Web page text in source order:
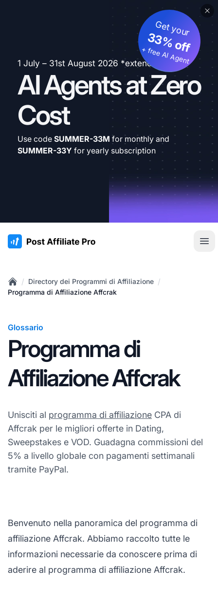
1 July – 31st August 2026 *extended
AI Agents at Zero
Cost
Get your
33% off
+ free AI Agent
Use code SUMMER-33M for monthly and
SUMMER-33Y for yearly subscription
:site.title
Home
/ Directory dei Programmi di Affiliazione /
Programma di Affiliazione Affcrak
Glossario
Programma di
Affiliazione Affcrak
Unisciti al programma di affiliazione CPA di
Affcrak per le migliori offerte in Dating,
Sweepstakes e VOD. Guadagna commissioni del
5% a livello globale con pagamenti settimanali
tramite PayPal.
Benvenuto nella panoramica del programma di
affiliazione Affcrak. Abbiamo raccolto tutte le
informazioni necessarie da conoscere prima di
aderire al programma di affiliazione Affcrak.